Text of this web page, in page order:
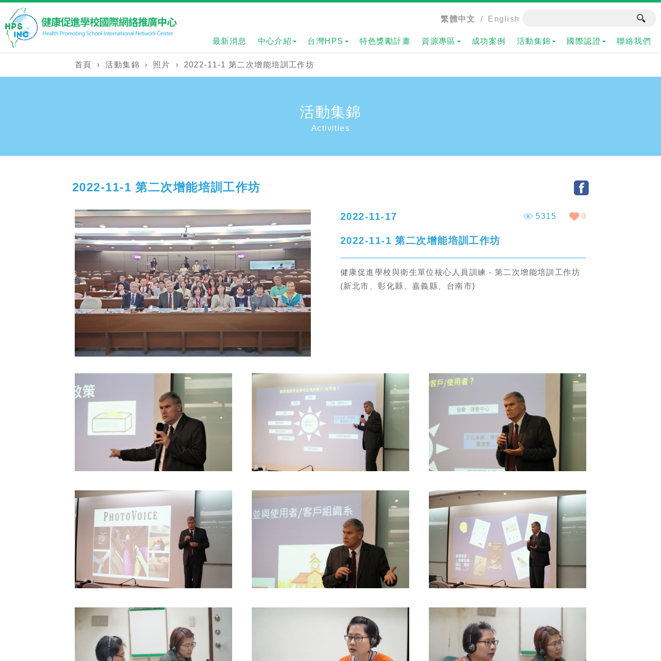
繁體中文 / English
最新消息 中心介紹 台灣HPS 特色獎勵計畫 資源專區 成功案例 活動集錦 國際認證 聯絡我們
首頁 › 活動集錦 › 照片 › 2022-11-1 第二次增能培訓工作坊
活動集錦
Activities
2022-11-1 第二次增能培訓工作坊
5315 0
2022-11-17
2022-11-1 第二次增能培訓工作坊
健康促進學校與衛生單位核心人員訓練 - 第二次增能培訓工作坊
(新北市、彰化縣、嘉義縣、台南市)